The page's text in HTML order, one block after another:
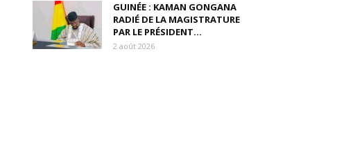
GUINÉE : KAMAN GONGANA
RADIÉ DE LA MAGISTRATURE
PAR LE PRÉSIDENT...
2 août 2026